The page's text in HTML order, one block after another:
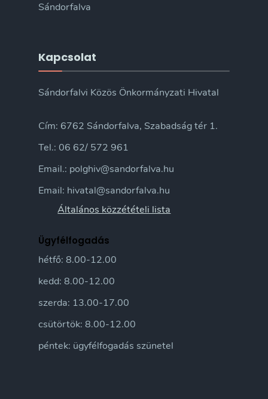
Sándorfalva
Kapcsolat
Sándorfalvi Közös Önkormányzati Hivatal
Cím: 6762 Sándorfalva, Szabadság tér 1.
Tel.: 06 62/ 572 961
Email.: polghiv@sandorfalva.hu
Email: hivatal@sandorfalva.hu
Általános közzétételi lista
Ügyfélfogadás
hétfő: 8.00-12.00
kedd: 8.00-12.00
szerda: 13.00-17.00
csütörtök: 8.00-12.00
péntek: ügyfélfogadás szünetel